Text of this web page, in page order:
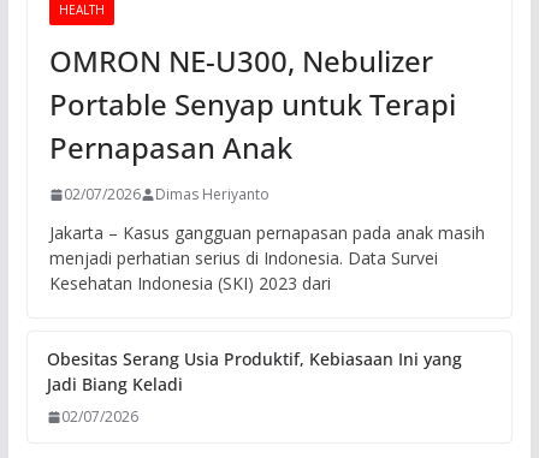
HEALTH
OMRON NE-U300, Nebulizer
Portable Senyap untuk Terapi
Pernapasan Anak
02/07/2026 Dimas Heriyanto
Jakarta – Kasus gangguan pernapasan pada anak masih
menjadi perhatian serius di Indonesia. Data Survei
Kesehatan Indonesia (SKI) 2023 dari
Obesitas Serang Usia Produktif, Kebiasaan Ini yang
Jadi Biang Keladi
02/07/2026